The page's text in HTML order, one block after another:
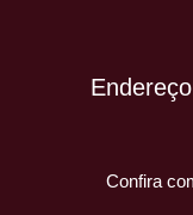
Confira